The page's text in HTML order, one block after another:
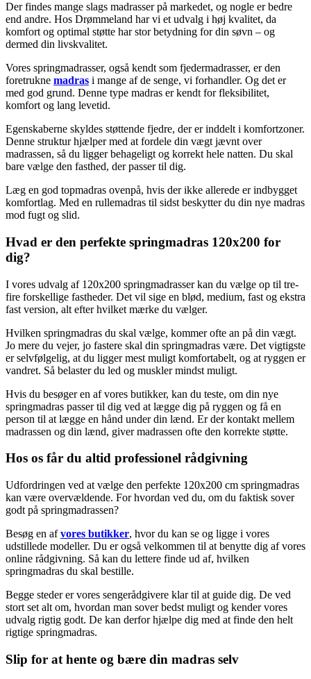
Der findes mange slags madrasser på markedet, og nogle er bedre
end andre. Hos Drømmeland har vi et udvalg i høj kvalitet, da
komfort og optimal støtte har stor betydning for din søvn – og
dermed din livskvalitet.
Vores springmadrasser, også kendt som fjedermadrasser, er den
foretrukne madras i mange af de senge, vi forhandler. Og det er
med god grund. Denne type madras er kendt for fleksibilitet,
komfort og lang levetid.
Egenskaberne skyldes støttende fjedre, der er inddelt i komfortzoner.
Denne struktur hjælper med at fordele din vægt jævnt over
madrassen, så du ligger behageligt og korrekt hele natten. Du skal
bare vælge den fasthed, der passer til dig.
Læg en god topmadras ovenpå, hvis der ikke allerede er indbygget
komfortlag. Med en rullemadras til sidst beskytter du din nye madras
mod fugt og slid.
Hvad er den perfekte springmadras 120x200 for
dig?
I vores udvalg af 120x200 springmadrasser kan du vælge op til tre-
fire forskellige fastheder. Det vil sige en blød, medium, fast og ekstra
fast version, alt efter hvilket mærke du vælger.
Hvilken springmadras du skal vælge, kommer ofte an på din vægt.
Jo mere du vejer, jo fastere skal din springmadras være. Det vigtigste
er selvfølgelig, at du ligger mest muligt komfortabelt, og at ryggen er
vandret. Så belaster du led og muskler mindst muligt.
Hvis du besøger en af vores butikker, kan du teste, om din nye
springmadras passer til dig ved at lægge dig på ryggen og få en
person til at lægge en hånd under din lænd. Er der kontakt mellem
madrassen og din lænd, giver madrassen ofte den korrekte støtte.
Hos os får du altid professionel rådgivning
Udfordringen ved at vælge den perfekte 120x200 cm springmadras
kan være overvældende. For hvordan ved du, om du faktisk sover
godt på springmadrassen?
Besøg en afvores butikker, hvor du kan se og ligge i vores
udstillede modeller. Du er også velkommen til at benytte dig af vores
online rådgivning. Så kan du lettere finde ud af, hvilken
springmadras du skal bestille.
Begge steder er vores sengerådgivere klar til at guide dig. De ved
stort set alt om, hvordan man sover bedst muligt og kender vores
udvalg rigtig godt. De kan derfor hjælpe dig med at finde den helt
rigtige springmadras.
Slip for at hente og bære din madras selv